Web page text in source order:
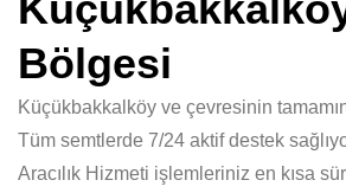
Bölgesi
Küçükbakkalköy ve çevresinin
Tüm semtlerde 7/24 aktif destek
Aracılık Hizmeti işlemleriniz en kısa